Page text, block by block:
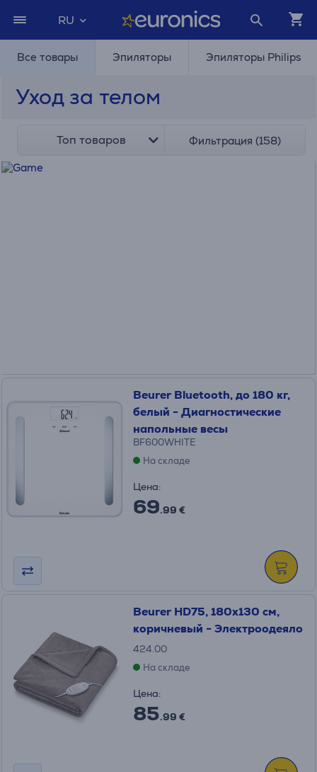
RU
Все товары Эпиляторы Эпиляторы Philips
Уход за телом
Топ товаров Фильтрация (158)
Beurer Bluetooth, до 180 кг,
белый - Диагностические
напольные весы
BF600WHITE
На складе
Цена:
69.99 €
Beurer HD75, 180x130 см,
коричневый - Электроодеяло
424.00
На складе
Цена:
85.99 €